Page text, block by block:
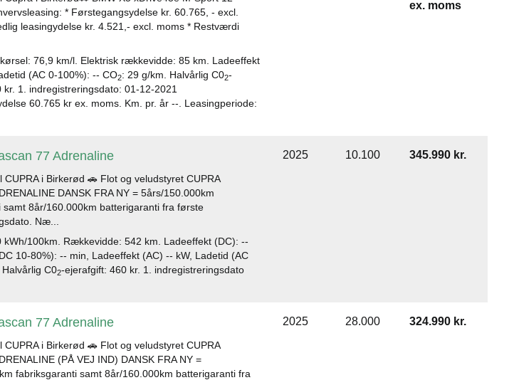
* Førstegangsydelse kr. 60.765, - excl.
leasingydelse kr. 4.521,- excl. moms * Restværdi
76,9 km/l. Elektrisk rækkevidde: 85 km. Ladeeffekt
(AC 0-100%): -- CO2: 29 g/km. Halvårlig C02-
kr. 1. indregistreringsdato: 01-12-2021
60.765 kr ex. moms. Km. pr. år --. Leasingperiode:
ex. moms
77 Adrenaline
CUPRA i Birkerød 🚗 Flot og veludstyret CUPRA
DANSK FRA NY = 5års/150.000km
samt 8år/160.000km batterigaranti fra første
Næ...
kWh/100km. Rækkevidde: 542 km. Ladeeffekt (DC): --
10-80%): -- min, Ladeeffekt (AC) -- kW, Ladetid (AC
C02-ejerafgift: 460 kr. 1. indregistreringsdato
2025 10.100 345.990 kr.
77 Adrenaline
CUPRA i Birkerød 🚗 Flot og veludstyret CUPRA
(PÅ VEJ IND) DANSK FRA NY =
fabriksgaranti samt 8år/160.000km batterigaranti fra
2025 28.000 324.990 kr.